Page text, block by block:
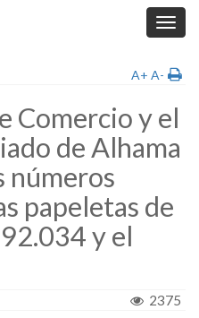
A+ A-
Comercio y el
de Alhama
números
papeletas de
y el
2375